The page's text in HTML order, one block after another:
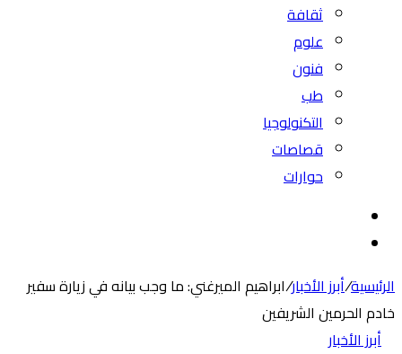
ثقافة
علوم
فنون
طب
التكنولوجيا
قصاصات
حوارات
المظلم
الرئيسية/أبرز الأخبار/ابراهيم الميرغني: ما وجب بيانه في زيارة سفير
خادم الحرمين الشريفين
أبرز الأخبار